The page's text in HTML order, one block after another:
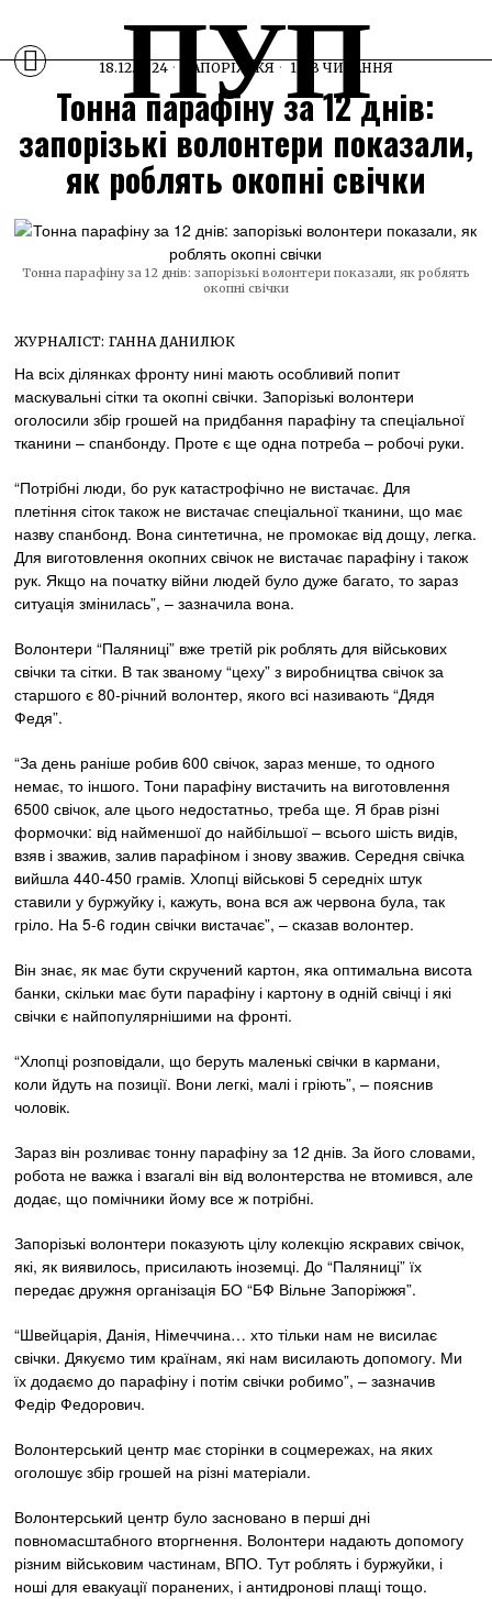
ПУП
18.12.2024 ЗАПОРІЖЖЯ 1 ХВ ЧИТАННЯ
Тонна парафіну за 12 днів:
запорізькі волонтери показали,
як роблять окопні свічки
Тонна парафіну за 12 днів: запорізькі волонтери показали, як роблять
окопні свічки
ЖУРНАЛІСТ: ГАННА ДАНИЛЮК
На всіх ділянках фронту нині мають особливий попит
маскувальні сітки та окопні свічки. Запорізькі волонтери
оголосили збір грошей на придбання парафіну та спеціальної
тканини – спанбонду. Проте є ще одна потреба – робочі руки.
“Потрібні люди, бо рук катастрофічно не вистачає. Для
плетіння сіток також не вистачає спеціальної тканини, що має
назву спанбонд. Вона синтетична, не промокає від дощу, легка.
Для виготовлення окопних свічок не вистачає парафіну і також
рук. Якщо на початку війни людей було дуже багато, то зараз
ситуація змінилась”, – зазначила вона.
Волонтери “Паляниці” вже третій рік роблять для військових
свічки та сітки. В так званому “цеху” з виробництва свічок за
старшого є 80-річний волонтер, якого всі називають “Дядя
Федя”.
“За день раніше робив 600 свічок, зараз менше, то одного
немає, то іншого. Тони парафіну вистачить на виготовлення
6500 свічок, але цього недостатньо, треба ще. Я брав різні
формочки: від найменшої до найбільшої – всього шість видів,
взяв і зважив, залив парафіном і знову зважив. Середня свічка
вийшла 440-450 грамів. Хлопці військові 5 середніх штук
ставили у буржуйку і, кажуть, вона вся аж червона була, так
гріло. На 5-6 годин свічки вистачає”, – сказав волонтер.
Він знає, як має бути скручений картон, яка оптимальна висота
банки, скільки має бути парафіну і картону в одній свічці і які
свічки є найпопулярнішими на фронті.
“Хлопці розповідали, що беруть маленькі свічки в кармани,
коли йдуть на позиції. Вони легкі, малі і гріють”, – пояснив
чоловік.
Зараз він розливає тонну парафіну за 12 днів. За його словами,
робота не важка і взагалі він від волонтерства не втомився, але
додає, що помічники йому все ж потрібні.
Запорізькі волонтери показують цілу колекцію яскравих свічок,
які, як виявилось, присилають іноземці. До “Паляниці” їх
передає дружня організація БО “БФ Вільне Запоріжжя”.
“Швейцарія, Данія, Німеччина… хто тільки нам не висилає
свічки. Дякуємо тим країнам, які нам висилають допомогу. Ми
їх додаємо до парафіну і потім свічки робимо”, – зазначив
Федір Федорович.
Волонтерський центр має сторінки в соцмережах, на яких
оголошує збір грошей на різні матеріали.
Волонтерський центр було засновано в перші дні
повномасштабного вторгнення. Волонтери надають допомогу
різним військовим частинам, ВПО. Тут роблять і буржуйки, і
ноші для евакуації поранених, і антидронові плащі тощо.